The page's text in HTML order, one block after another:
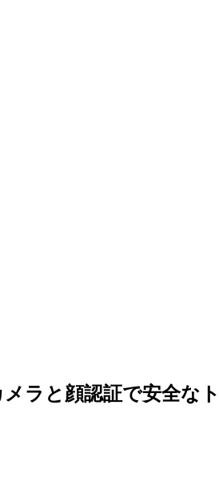
ラと顔認証で安全な